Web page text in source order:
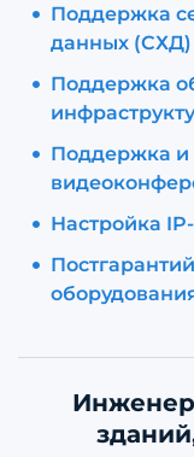
Поддержка
данных (СХД)
Поддержка
Поддержка и
Настройка